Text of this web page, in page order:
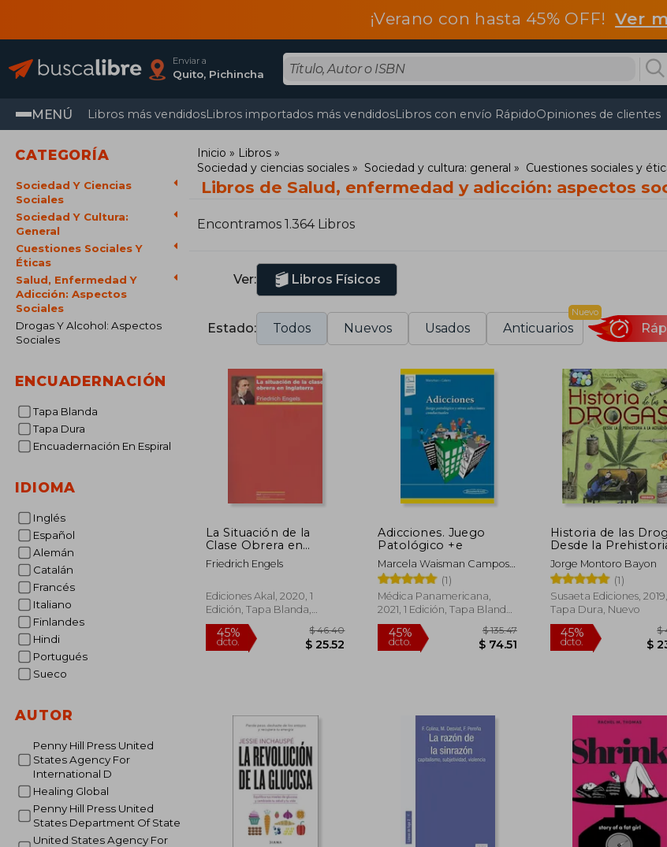
¡Verano con hasta 45% OFF!Ver
Enviar a
Quito, Pichincha
MENÚ Libros más vendidosLibros importados más vendidosLibros con envío RápidoOpiniones de clientes
CATEGORÍA
Sociedad Y Ciencias
Sociales
Sociedad Y Cultura:
General
Cuestiones Sociales Y
Éticas
Salud, Enfermedad Y
Adicción: Aspectos
Sociales
Drogas Y Alcohol: Aspectos
Sociales
ENCUADERNACIÓN
Tapa Blanda
Tapa Dura
Encuadernación En Espiral
IDIOMA
Inglés
Español
Alemán
Catalán
Francés
Italiano
Finlandes
Hindi
Portugués
Sueco
AUTOR
Penny Hill Press United
States Agency For
International D
Healing Global
Penny Hill Press United
States Department Of State
United States Agency For
Inicio
Libros
Sociedad y ciencias sociales
Sociedad y cultura: general Cuestiones sociales y
Libros de Salud, enfermedad y adicción: aspectos
Encontramos 1.364 Libros
Ver: Libros Físicos
Estado: Todos Nuevos Usados Anticuarios
Nuevo
La Situación de la
Clase Obrera en
Inglaterra
Friedrich Engels
Ediciones Akal, 2020, 1
Edición, Tapa Blanda,
Nuevo
dcto.
Adicciones. Juego
Patológico +e
Marcela Waisman Campos;
Susana Calero
(1)
Médica Panamericana,
2021, 1 Edición, Tapa Blanda,
Nuevo
dcto. $ 74.51
Historia de las
Desde la
la Actualidad
Jorge Montoro Bayon
(1)
Susaeta Ediciones, 2019,
Tapa Dura, Nuevo
dcto.